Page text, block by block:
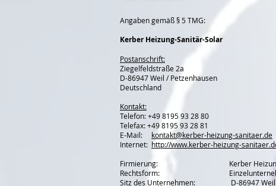
Angaben gemäß § 5 TMG:
Kerber Heizung-Sanitär-Solar
Postanschrift:
Ziegelfeldstraße 2a
D-86947 Weil / Petzenhausen
Deutschland
Kontakt:
Telefon: +49 8195 93 28 80
Telefax: +49 8195 93 28 81
E-Mail: kontakt@kerber-heizung-sanitaer.de
Internet: http://www.kerber-heizung-
Firmierung: Kerber Heizung-
Rechtsform:
Sitz des Unternehmen: D-86947 Weil /